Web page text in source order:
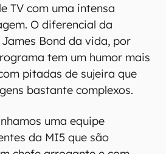
TV com uma intensa
O diferencial da
Bond da vida, por
tem um humor mais
pitadas de sujeira que
bastante complexos.
uma equipe
da MI5 que são